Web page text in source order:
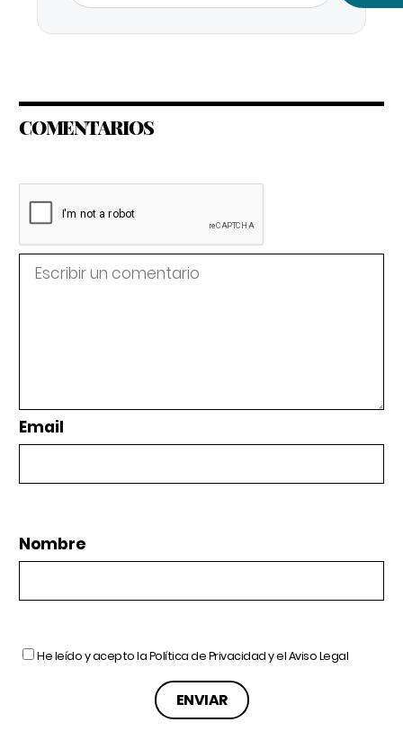
COMENTARIOS
Email
Nombre
He leído y acepto laPolítica de Privacidady elAviso Legal